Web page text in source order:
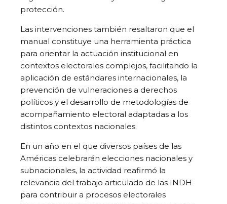
protección.
Las intervenciones también resaltaron que el
manual constituye una herramienta práctica
para orientar la actuación institucional en
contextos electorales complejos, facilitando la
aplicación de estándares internacionales, la
prevención de vulneraciones a derechos
políticos y el desarrollo de metodologías de
acompañamiento electoral adaptadas a los
distintos contextos nacionales.
En un año en el que diversos países de las
Américas celebrarán elecciones nacionales y
subnacionales, la actividad reafirmó la
relevancia del trabajo articulado de las INDH
para contribuir a procesos electorales